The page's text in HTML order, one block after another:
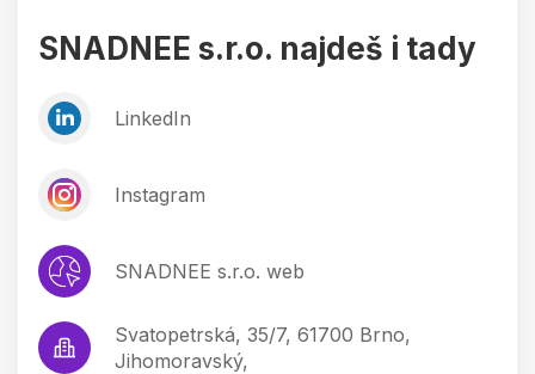
SNADNEE s.r.o. najdeš i tady
LinkedIn
Instagram
SNADNEE s.r.o. web
Svatopetrská, 35/7, 61700 Brno,
Jihomoravský,